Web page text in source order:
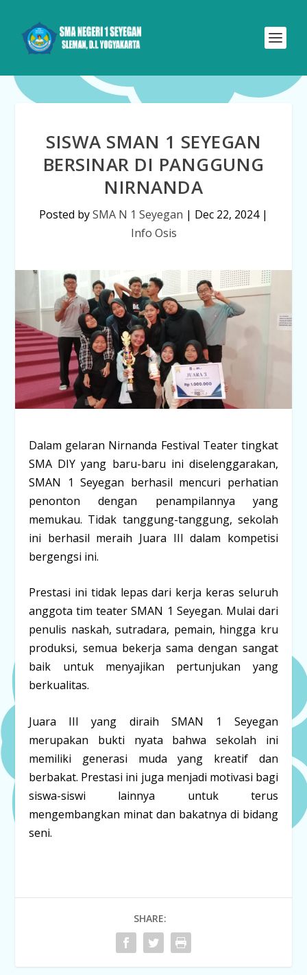
SISWA SMAN 1 SEYEGAN
BERSINAR DI PANGGUNG
NIRNANDA
Posted bySMA N 1 Seyegan | Dec 22, 2024|
Info Osis
Dalam gelaran Nirnanda Festival Teater tingkat
SMA DIY yang baru-baru ini diselenggarakan,
SMAN 1 Seyegan berhasil mencuri perhatian
penonton dengan penampilannya yang
memukau. Tidak tanggung-tanggung, sekolah
ini berhasil meraih Juara III dalam kompetisi
bergengsi ini.
Prestasi ini tidak lepas dari kerja keras seluruh
anggota tim teater SMAN 1 Seyegan. Mulai dari
penulis naskah, sutradara, pemain, hingga kru
produksi, semua bekerja sama dengan sangat
baik untuk menyajikan pertunjukan yang
berkualitas.
Juara III yang diraih SMAN 1 Seyegan
merupakan bukti nyata bahwa sekolah ini
memiliki generasi muda yang kreatif dan
berbakat. Prestasi ini juga menjadi motivasi bagi
siswa-siswi lainnya untuk terus
mengembangkan minat dan bakatnya di bidang
seni.
SHARE: